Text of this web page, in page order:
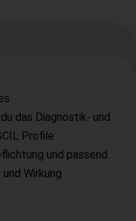
das Diagnostik‑ und
Profile
und passend
Wirkung